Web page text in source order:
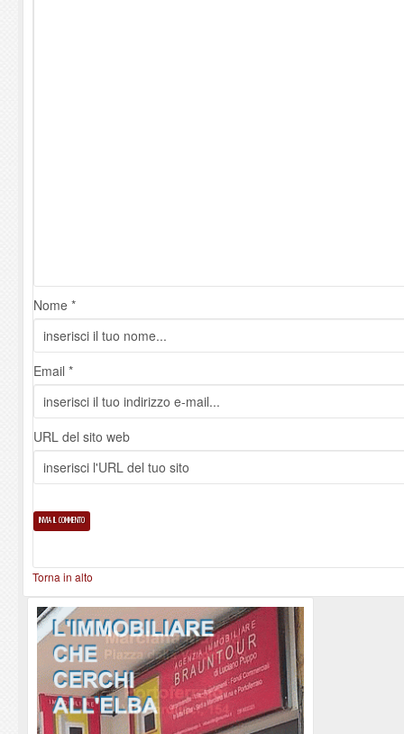
Nome *
Email *
URL del sito web
Torna in alto